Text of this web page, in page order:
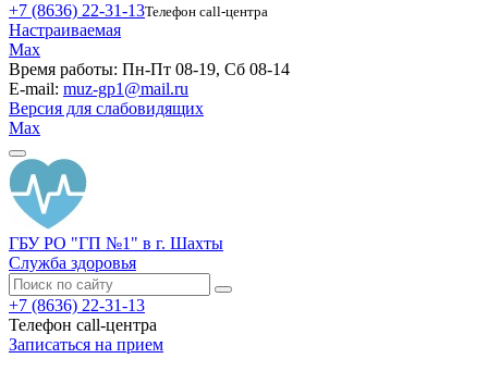
+7 (8636) 22-31-13Телефон call-центра
Настраиваемая
Max
Время работы: Пн-Пт 08-19, Сб 08-14
E-mail: muz-gp1@mail.ru
Версия для слабовидящих
Max
ГБУ РО "ГП №1" в г. Шахты
Служба здоровья
+7 (8636) 22-31-13
Телефон call-центра
Записаться на прием